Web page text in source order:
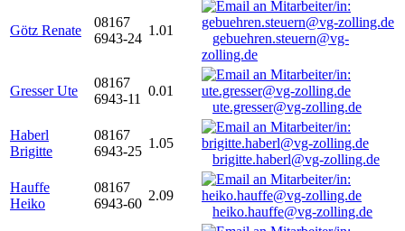
Götz Renate
08167
6943-24
1.01
gebuehren.steuern@vg-
zolling.de
Gresser Ute
08167
6943-11
0.01
ute.gresser@vg-zolling.de
Haberl
Brigitte
08167
6943-25
1.05
brigitte.haberl@vg-zolling.de
Hauffe
Heiko
08167
6943-60
2.09
heiko.hauffe@vg-zolling.de